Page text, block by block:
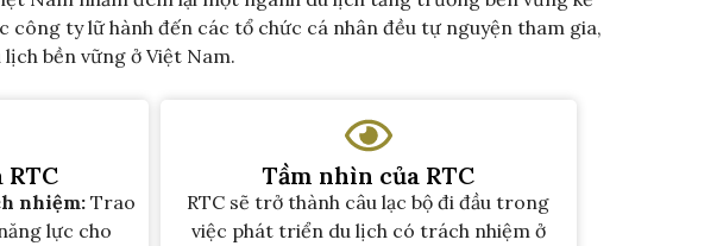
ty lữ hành đến các tổ chức cá nhân đều tự nguyện tham gia,
bền vững ở Việt Nam.
nhiệm:Trao
lực cho
Tầm nhìn của RTC
RTC sẽ trở thành câu lạc bộ đi đầu trong
việc phát triển du lịch có trách nhiệm ở